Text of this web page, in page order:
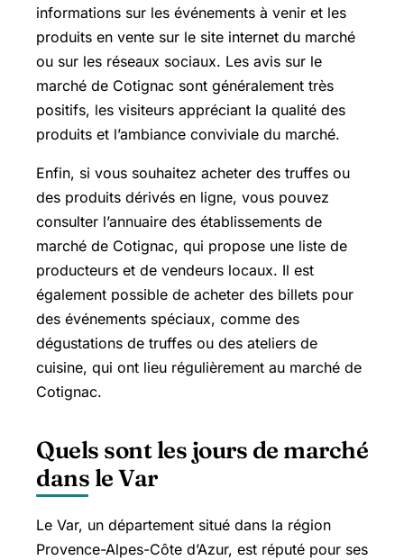
informations sur les événements à venir et les
produits en vente sur le site internet du marché
ou sur les réseaux sociaux. Les avis sur le
marché de Cotignac sont généralement très
positifs, les visiteurs appréciant la qualité des
produits et l’ambiance conviviale du marché.
Enfin, si vous souhaitez acheter des truffes ou
des produits dérivés en ligne, vous pouvez
consulter l’annuaire des établissements de
marché de Cotignac, qui propose une liste de
producteurs et de vendeurs locaux. Il est
également possible de acheter des billets pour
des événements spéciaux, comme des
dégustations de truffes ou des ateliers de
cuisine, qui ont lieu régulièrement au marché de
Cotignac.
Quels sont les jours de marché
dans le Var
Le Var, un département situé dans la région
Provence-Alpes-Côte d’Azur, est réputé pour ses